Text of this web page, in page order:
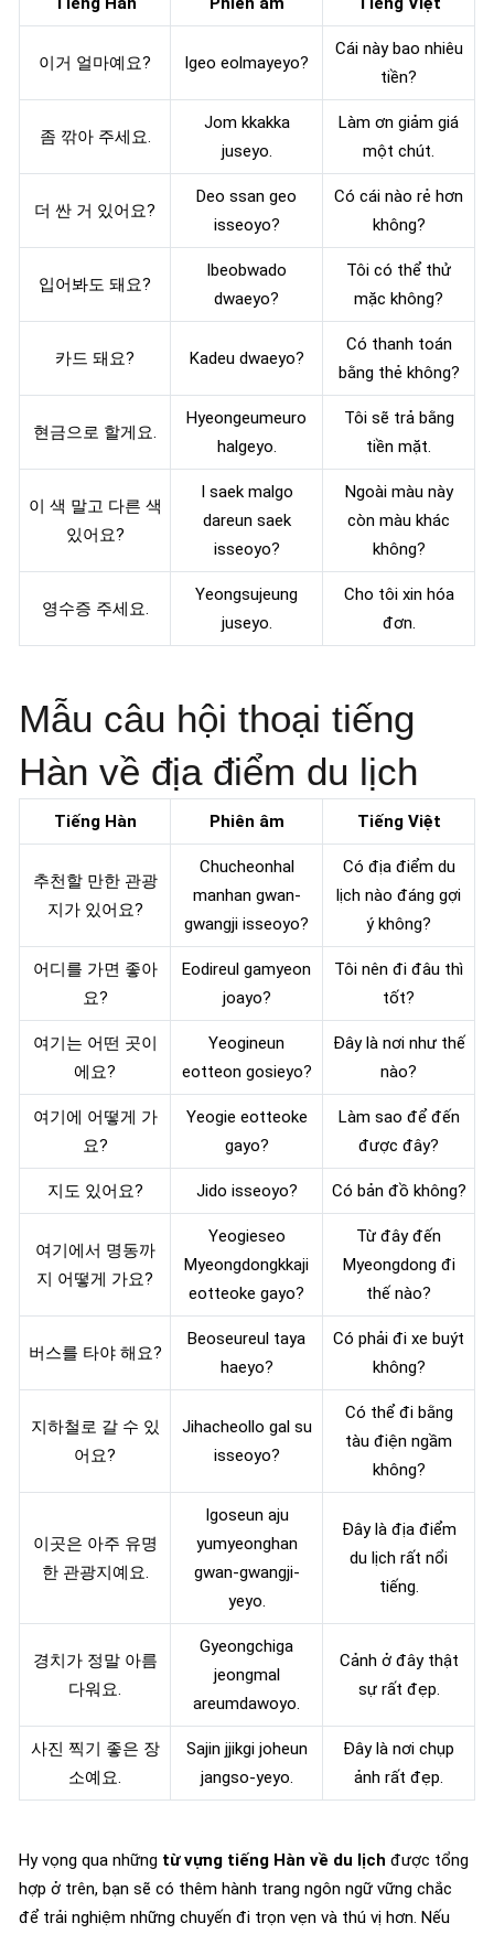
이거 얼마예요? Igeo eolmayeyo?
Cái này bao nhiêu
tiền?
좀 깎아 주세요.
Jom kkakka
juseyo.
Làm ơn giảm giá
một chút.
더 싼 거 있어요?
Deo ssan geo
isseoyo?
Có cái nào rẻ hơn
không?
입어봐도 돼요?
Ibeobwado
dwaeyo?
Tôi có thể thử
mặc không?
카드 돼요? Kadeu dwaeyo?
Có thanh toán
bằng thẻ không?
현금으로 할게요.
Hyeongeumeuro
halgeyo.
Tôi sẽ trả bằng
tiền mặt.
이 색 말고 다른 색
있어요?
I saek malgo
dareun saek
isseoyo?
Ngoài màu này
còn màu khác
không?
영수증 주세요.
Yeongsujeung
juseyo.
Cho tôi xin hóa
đơn.
Mẫu câu hội thoại tiếng
Hàn về địa điểm du lịch
Tiếng Hàn Phiên âm Tiếng Việt
추천할 만한 관광
지가 있어요?
Chucheonhal
manhan gwan-
gwangji isseoyo?
Có địa điểm du
lịch nào đáng gợi
ý không?
어디를 가면 좋아
요?
Eodireul gamyeon
joayo?
Tôi nên đi đâu thì
tốt?
여기는 어떤 곳이
에요?
Yeogineun
eotteon gosieyo?
Đây là nơi như thế
nào?
여기에 어떻게 가
요?
Yeogie eotteoke
gayo?
Làm sao để đến
được đây?
지도 있어요? Jido isseoyo? Có bản đồ không?
여기에서 명동까
지 어떻게 가요?
Yeogieseo
Myeongdongkkaji
eotteoke gayo?
Từ đây đến
Myeongdong đi
thế nào?
버스를 타야 해요?
Beoseureul taya
haeyo?
Có phải đi xe buýt
không?
지하철로 갈 수 있
어요?
Jihacheollo gal su
isseoyo?
Có thể đi bằng
tàu điện ngầm
không?
이곳은 아주 유명
한 관광지예요.
Igoseun aju
yumyeonghan
gwan-gwangji-
yeyo.
Đây là địa điểm
du lịch rất nổi
tiếng.
경치가 정말 아름
다워요.
Gyeongchiga
jeongmal
areumdawoyo.
Cảnh ở đây thật
sự rất đẹp.
사진 찍기 좋은 장
소예요.
Sajin jjikgi joheun
jangso-yeyo.
Đây là nơi chụp
ảnh rất đẹp.
Hy vọng qua những từ vựng tiếng Hàn về du lịch được tổng
hợp ở trên, bạn sẽ có thêm hành trang ngôn ngữ vững chắc
để trải nghiệm những chuyến đi trọn vẹn và thú vị hơn. Nếu